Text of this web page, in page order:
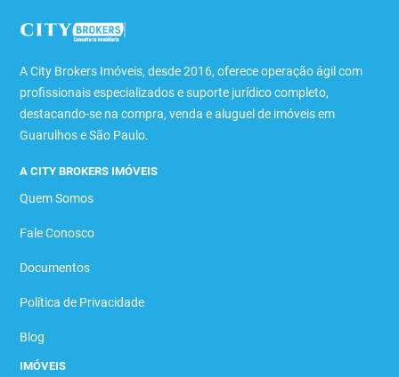
A City Brokers Imóveis, desde 2016, oferece operação ágil com
profissionais especializados e suporte jurídico completo,
destacando-se na compra, venda e aluguel de imóveis em
Guarulhos e São Paulo.
A CITY BROKERS IMÓVEIS
Quem Somos
Fale Conosco
Documentos
Política de Privacidade
Blog
IMÓVEIS